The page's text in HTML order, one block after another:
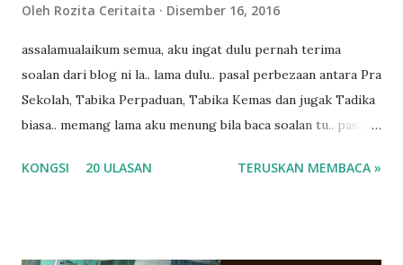
Oleh Rozita Ceritaita Disember 16, 2016
assalamualaikum semua, aku ingat dulu pernah terima
soalan dari blog ni la.. lama dulu.. pasal perbezaan antara Pra
Sekolah, Tabika Perpaduan, Tabika Kemas dan jugak Tadika
biasa.. memang lama aku menung bila baca soalan tu.. pasal
ko.. masa tu aku baru je ada anak sorang dan aku hentam je
KONGSI 20 ULASAN TERUSKAN MEMBACA »